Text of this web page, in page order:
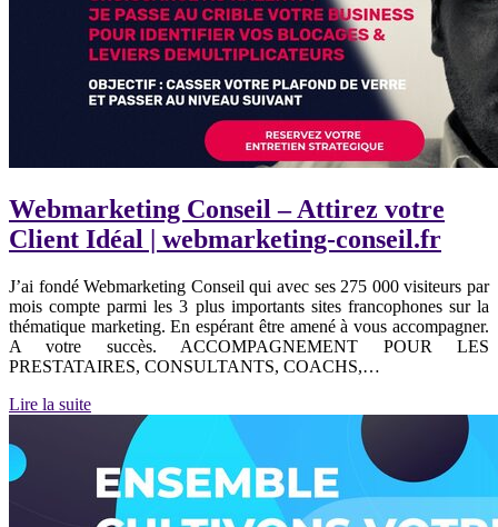
Webmarketing Conseil – Attirez votre
Client Idéal | webmarketing-conseil.fr
J’ai fondé Webmarketing Conseil qui avec ses 275 000 visiteurs par
mois compte parmi les 3 plus importants sites francophones sur la
thématique marketing. En espérant être amené à vous accompagner.
A votre succès. ACCOMPAGNEMENT POUR LES
PRESTATAIRES, CONSULTANTS, COACHS,…
Lire la suite